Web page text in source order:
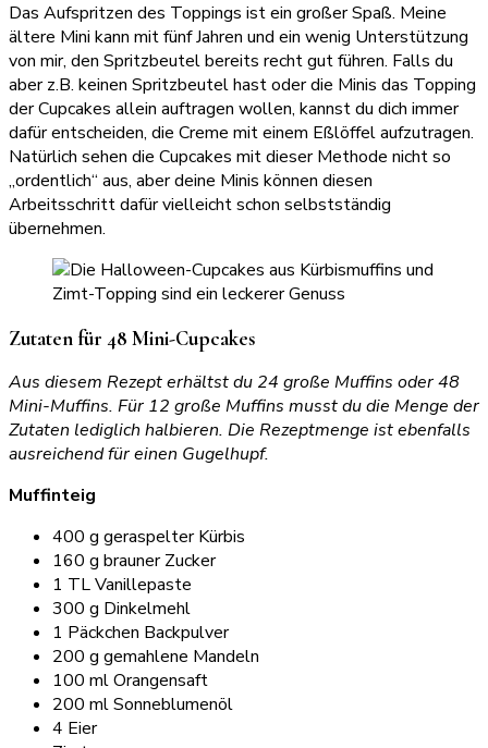
Das Aufspritzen des Toppings ist ein großer Spaß. Meine
ältere Mini kann mit fünf Jahren und ein wenig Unterstützung
von mir, den Spritzbeutel bereits recht gut führen. Falls du
aber z.B. keinen Spritzbeutel hast oder die Minis das Topping
der Cupcakes allein auftragen wollen, kannst du dich immer
dafür entscheiden, die Creme mit einem Eßlöffel aufzutragen.
Natürlich sehen die Cupcakes mit dieser Methode nicht so
„ordentlich“ aus, aber deine Minis können diesen
Arbeitsschritt dafür vielleicht schon selbstständig
übernehmen.
Zutaten für 48 Mini-Cupcakes
Aus diesem Rezept erhältst du 24 große Muffins oder 48
Mini-Muffins. Für 12 große Muffins musst du die Menge der
Zutaten lediglich halbieren. Die Rezeptmenge ist ebenfalls
ausreichend für einen Gugelhupf.
Muffinteig
400 g geraspelter Kürbis
160 g brauner Zucker
1 TL Vanillepaste
300 g Dinkelmehl
1 Päckchen Backpulver
200 g gemahlene Mandeln
100 ml Orangensaft
200 ml Sonneblumenöl
4 Eier